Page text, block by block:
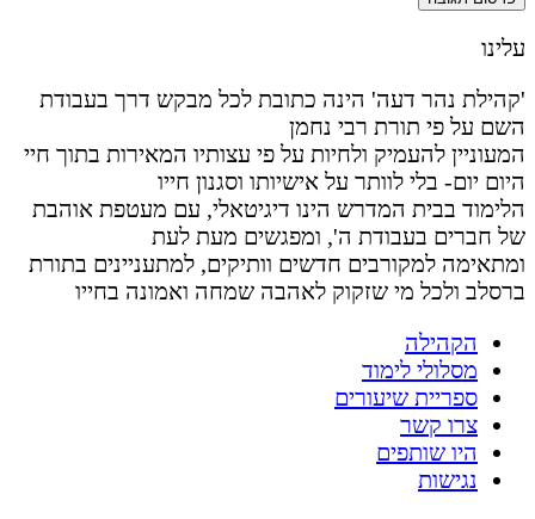
עלינו
'קהילת נהר דעה' הינה כתובת לכל מבקש דרך בעבודת
השם על פי תורת רבי נחמן
המעוניין להעמיק ולחיות על פי עצותיו המאירות בתוך חיי
היום יום- בלי לוותר על אישיותו וסגנון חייו
הלימוד בבית המדרש הינו דיגיטאלי, עם מעטפת אוהבת
של חברים בעבודת ה', ומפגשים מעת לעת
ומתאימה למקורבים חדשים וותיקים, למתעניינים בתורת
ברסלב ולכל מי שזקוק לאהבה שמחה ואמונה בחייו
הקהילה
מסלולי לימוד
ספריית שיעורים
צרו קשר
היו שותפים
נגישות